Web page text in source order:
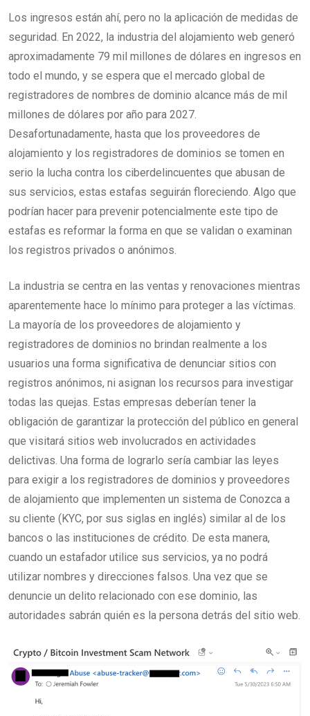
Los ingresos están ahí, pero no la aplicación de medidas de
seguridad. En 2022, la industria del alojamiento web generó
aproximadamente 79 mil millones de dólares en ingresos en
todo el mundo, y se espera que el mercado global de
registradores de nombres de dominio alcance más de mil
millones de dólares por año para 2027.
Desafortunadamente, hasta que los proveedores de
alojamiento y los registradores de dominios se tomen en
serio la lucha contra los ciberdelincuentes que abusan de
sus servicios, estas estafas seguirán floreciendo. Algo que
podrían hacer para prevenir potencialmente este tipo de
estafas es reformar la forma en que se validan o examinan
los registros privados o anónimos.
La industria se centra en las ventas y renovaciones mientras
aparentemente hace lo mínimo para proteger a las víctimas.
La mayoría de los proveedores de alojamiento y
registradores de dominios no brindan realmente a los
usuarios una forma significativa de denunciar sitios con
registros anónimos, ni asignan los recursos para investigar
todas las quejas. Estas empresas deberían tener la
obligación de garantizar la protección del público en general
que visitará sitios web involucrados en actividades
delictivas. Una forma de lograrlo sería cambiar las leyes
para exigir a los registradores de dominios y proveedores
de alojamiento que implementen un sistema de Conozca a
su cliente (KYC, por sus siglas en inglés) similar al de los
bancos o las instituciones de crédito. De esta manera,
cuando un estafador utilice sus servicios, ya no podrá
utilizar nombres y direcciones falsos. Una vez que se
denuncie un delito relacionado con ese dominio, las
autoridades sabrán quién es la persona detrás del sitio web.